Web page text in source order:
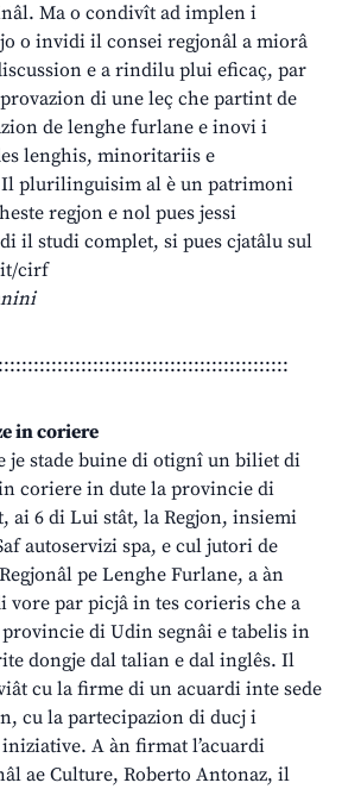
Ma o condivît ad implen i
o invidi il consei regjonâl a miorâ
e a rindilu plui eficaç, par
di une leç che partint de
de lenghe furlane e inovi i
lenghis, minoritariis e
plurilinguisim al è un patrimoni
regjon e nol pues jessi
il studi complet, si pues cjatâlu sul
cirf
in coriere
je stade buine di otignî un biliet di
coriere in dute la provincie di
ai 6 di Lui stât, la Regjon, insiemi
autoservizi spa, e cul jutori de
pe Lenghe Furlane, a àn
vore par picjâ in tes corieris che a
di Udin segnâi e tabelis in
dongje dal talian e dal inglês. Il
cu la firme di un acuardi inte sede
cu la partecipazion di ducj i
A àn firmat l’acuardi
ae Culture, Roberto Antonaz, il